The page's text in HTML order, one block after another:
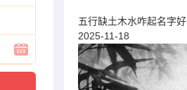
五行缺土木水咋起名字好
2025-11-18